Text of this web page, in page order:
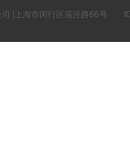
司 |上海市闵行区庙泾路66号